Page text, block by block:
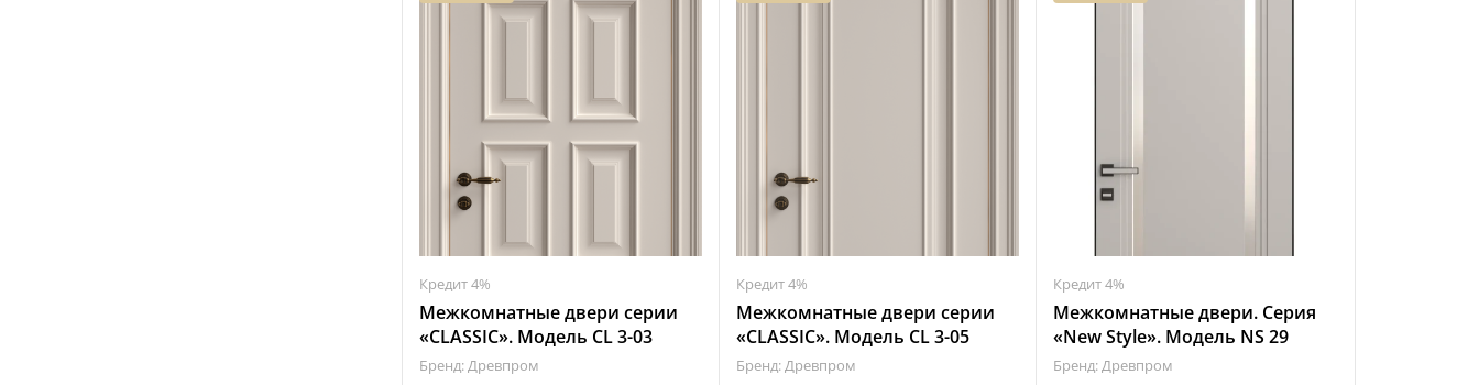
Кредит 4%
Межкомнатные двери серии
«CLASSIC». Модель CL 3-03
Бренд: Древпром
Кредит 4%
Межкомнатные двери серии
«CLASSIC». Модель CL 3-05
Бренд: Древпром
Кредит 4%
Межкомнатные двери. Серия
«New Style». Модель NS 29
Бренд: Древпром